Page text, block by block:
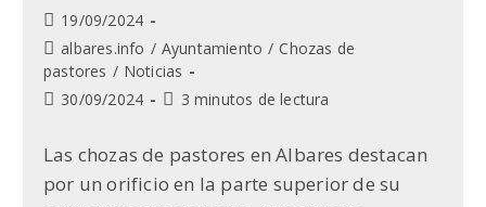
Publicación
de
la
entrada:
19/09/2024
Categoría
de
la
albares.info / Ayuntamiento / Chozas de
pastores / Noticias
Última
de
la
entrada:
30/09/2024
Tiempo
3 minutos de lectura
Las chozas de pastores en Albares destacan
por un orificio en la parte superior de su